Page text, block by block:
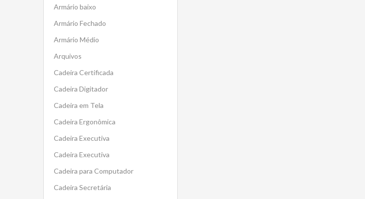
Armário baixo
Armário Fechado
Armário Médio
Arquivos
Cadeira Certificada
Cadeira Digitador
Cadeira em Tela
Cadeira Ergonômica
Cadeira Executiva
Cadeira Executiva
Cadeira para Computador
Cadeira Secretária